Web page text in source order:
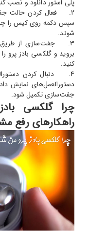
پلی استور دانلود و نصب
2. فعال کردن حالت
سپس دکمه روی کیس را
شوند.
3. جفت‌سازی از طریق
بروید و گلکسی بادز پرو
کنید.
4. دنبال کردن
دستورالعمل‌های نمایش
جفت‌سازی تکمیل شود.
چرا گلکسی
راهکارهای رفع